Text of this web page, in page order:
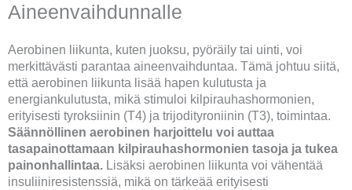
Aineenvaihdunnalle
Aerobinen liikunta, kuten juoksu, pyöräily tai uinti, voi
merkittävästi parantaa aineenvaihduntaa. Tämä johtuu siitä,
että aerobinen liikunta lisää hapen kulutusta ja
energiankulutusta, mikä stimuloi kilpirauhashormonien,
erityisesti tyroksiinin (T4) ja trijodityroniinin (T3), toimintaa.
Säännöllinen aerobinen harjoittelu voi auttaa
tasapainottamaan kilpirauhashormonien tasoja ja tukea
painonhallintaa. Lisäksi aerobinen liikunta voi vähentää
insuliiniresistenssiä, mikä on tärkeää erityisesti